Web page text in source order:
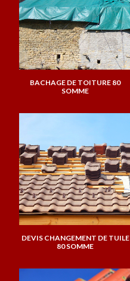
BACHAGE DE TOITURE 80
SOMME
DEVIS CHANGEMENT DE TUILE
80 SOMME